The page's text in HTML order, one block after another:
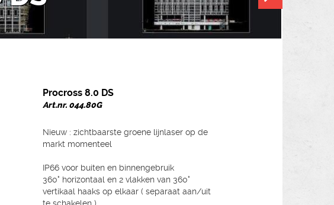
Procross 8.0 DS
Art.nr. 044.80G
Nieuw : zichtbaarste groene lijnlaser op de
markt momenteel
IP66 voor buiten en binnengebruik
360° horizontaal en 2 vlakken van 360°
vertikaal haaks op elkaar ( separaat aan/uit